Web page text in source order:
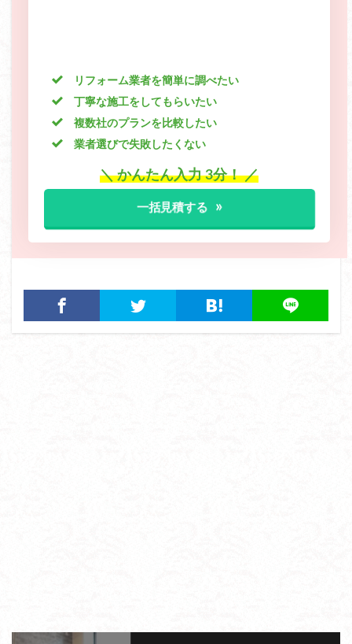
リフォーム業者を簡単に調べたい
丁寧な施工をしてもらいたい
複数社のプランを比較したい
業者選びで失敗したくない
＼ かんたん入力 3分！ ／
一括見積する